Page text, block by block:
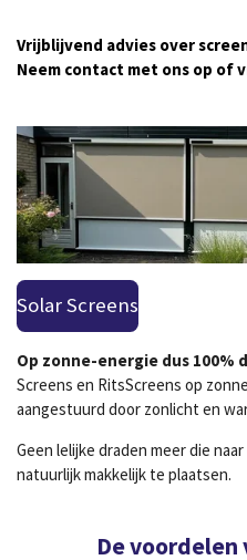
Vrijblijvend advies over
Neem contact met ons op of
Solar Screens
Op zonne-energie dus 100%
Screens en RitsScreens op
aangestuurd door zonlicht en
Geen lelijke draden meer die
natuurlijk makkelijk te plaatsen.
De voordelen